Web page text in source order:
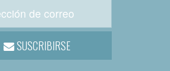
SUSCRIBIRSE